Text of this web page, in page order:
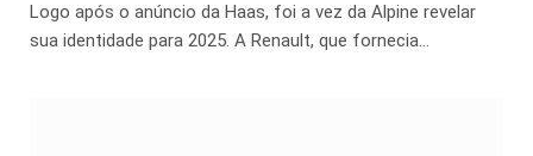
Logo após o anúncio da Haas, foi a vez da Alpine revelar
sua identidade para 2025. A Renault, que fornecia…